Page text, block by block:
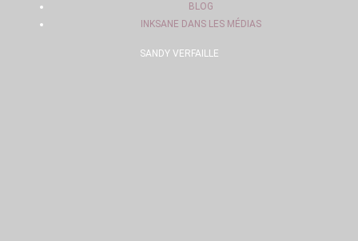
BLOG
INKSANE DANS LES MÉDIAS
SANDY VERFAILLE